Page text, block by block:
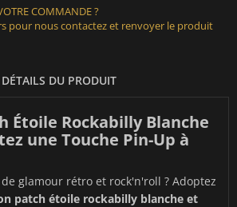
COMMANDE ?
pour nous contactez et renvoyer le produit
DÉTAILS DU PRODUIT
Étoile Rockabilly Blanche
une Touche Pin-Up à
glamour rétro et rock'n'roll ? Adoptez
patch étoile rockabilly blanche et